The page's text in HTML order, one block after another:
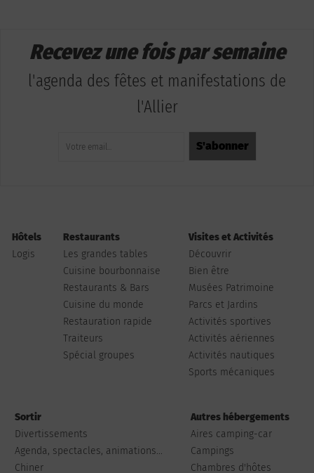
Recevez une fois par semaine
l'agenda des fêtes et manifestations de
l'Allier
Hôtels
Logis
Restaurants
Les grandes tables
Cuisine bourbonnaise
Restaurants & Bars
Cuisine du monde
Restauration rapide
Traiteurs
Spécial groupes
Visites et Activités
Découvrir
Bien être
Musées Patrimoine
Parcs et Jardins
Activités sportives
Activités aériennes
Activités nautiques
Sports mécaniques
Sortir
Divertissements
Agenda, spectacles, animations...
Chiner
Autres hébergements
Aires camping-car
Campings
Chambres d'hôtes